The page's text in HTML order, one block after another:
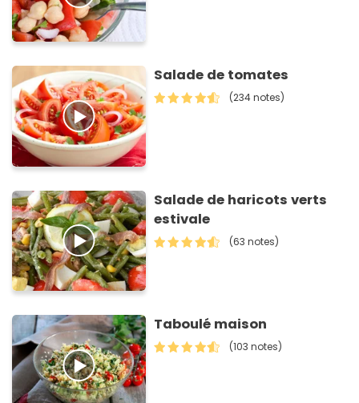
Salade de tomates
(234 notes)
Salade de haricots verts
estivale
(63 notes)
Taboulé maison
(103 notes)